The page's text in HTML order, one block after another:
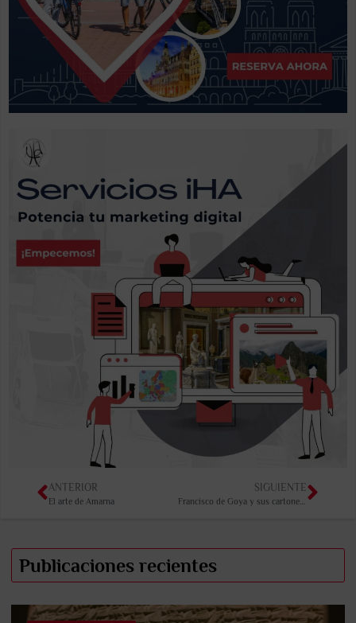
ANTERIOR
El arte de Amarna
SIGUIENTE
Francisco de Goya y sus cartones para tapices
Publicaciones recientes